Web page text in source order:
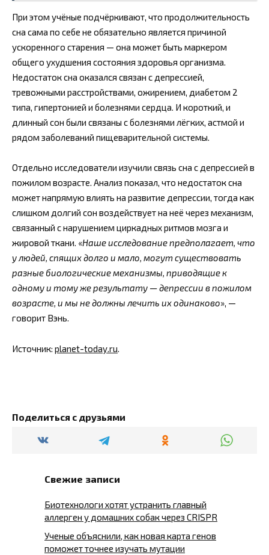
При этом учёные подчёркивают, что продолжительность
сна сама по себе не обязательно является причиной
ускоренного старения — она может быть маркером
общего ухудшения состояния здоровья организма.
Недостаток сна оказался связан с депрессией,
тревожными расстройствами, ожирением, диабетом 2
типа, гипертонией и болезнями сердца. И короткий, и
длинный сон были связаны с болезнями лёгких, астмой и
рядом заболеваний пищеварительной системы.
Отдельно исследователи изучили связь сна с депрессией в
пожилом возрасте. Анализ показал, что недостаток сна
может напрямую влиять на развитие депрессии, тогда как
слишком долгий сон воздействует на неё через механизм,
связанный с нарушением циркадных ритмов мозга и
жировой ткани. «Наше исследование предполагает, что
у людей, спящих долго и мало, могут существовать
разные биологические механизмы, приводящие к
одному и тому же результату — депрессии в пожилом
возрасте, и мы не должны лечить их одинаково», —
говорит Вэнь.
Источник: planet-today.ru
Поделиться с друзьями
Свежие записи
Биотехнологи хотят устранить главный
аллерген у домашних собак через CRISPR
Ученые объяснили, как новая карта генов
поможет точнее изучать мутации